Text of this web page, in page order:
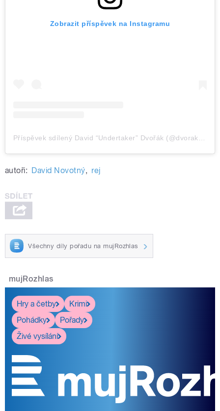
Zobrazit příspěvek na Instagramu
autoři: David Novotný, rej
Všechny díly pořadu na mujRozhlas
mujRozhlas
Hry a četby
Krimi
Pohádky
Pořady
Živé vysílání